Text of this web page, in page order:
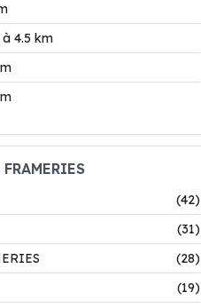
4.5 km
(42)
(31)
(28)
(19)